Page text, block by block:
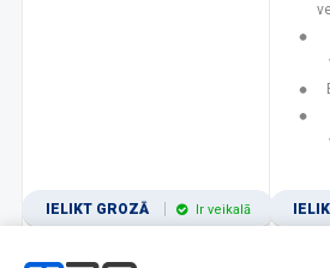
IELIKT GROZĀ Ir veikalā